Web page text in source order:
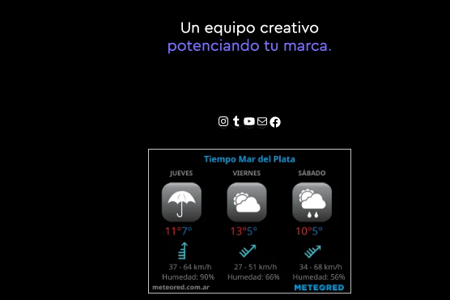
Instagram
Tumblr
YouTube
Correo electrónico
Facebook